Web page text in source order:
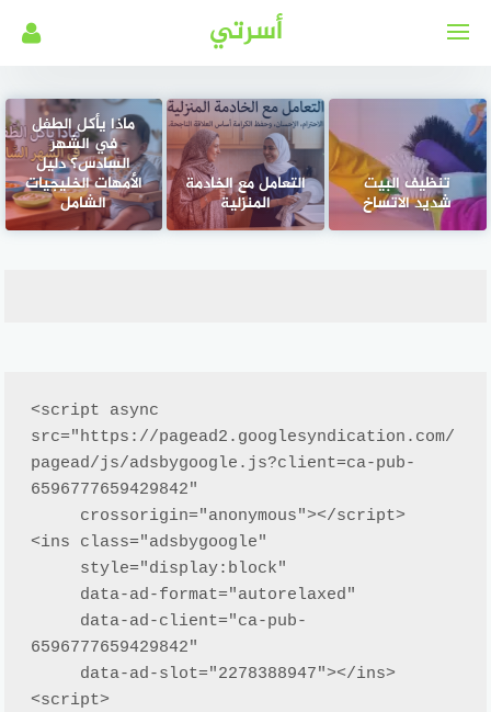
أسرتي
تنظيف البيت
شديد الاتساخ
التعامل مع الخادمة
المنزلية
ماذا يأكل الطفل
في الشهر
السادس؟ دليل
الأمهات الخليجيات
الشامل
<script async
src="https://pagead2.googlesyndication.com/
pagead/js/adsbygoogle.js?client=ca-pub-
6596777659429842"
<ins class="adsbygoogle"
6596777659429842"
<script>